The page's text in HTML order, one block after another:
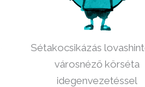
Sétakocsikázás
városnéző körséta
idegenvezetéssel